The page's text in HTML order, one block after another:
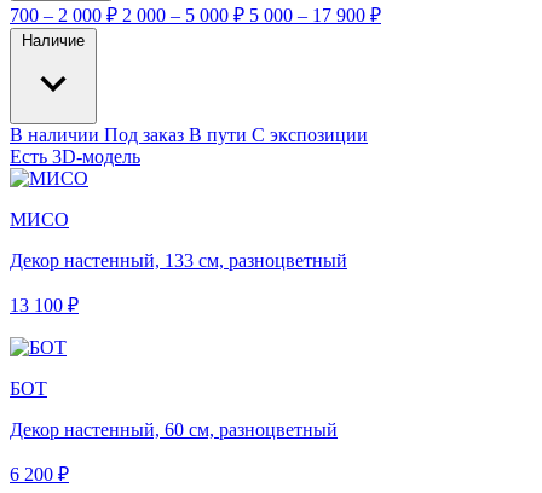
700 – 2 000 ₽ 2 000 – 5 000 ₽ 5 000 – 17 900 ₽
Наличие
В наличии Под заказ В пути С экспозиции
Есть 3D-модель
МИСО
Декор настенный, 133 см, разноцветный
13 100 ₽
БОТ
Декор настенный, 60 см, разноцветный
6 200 ₽